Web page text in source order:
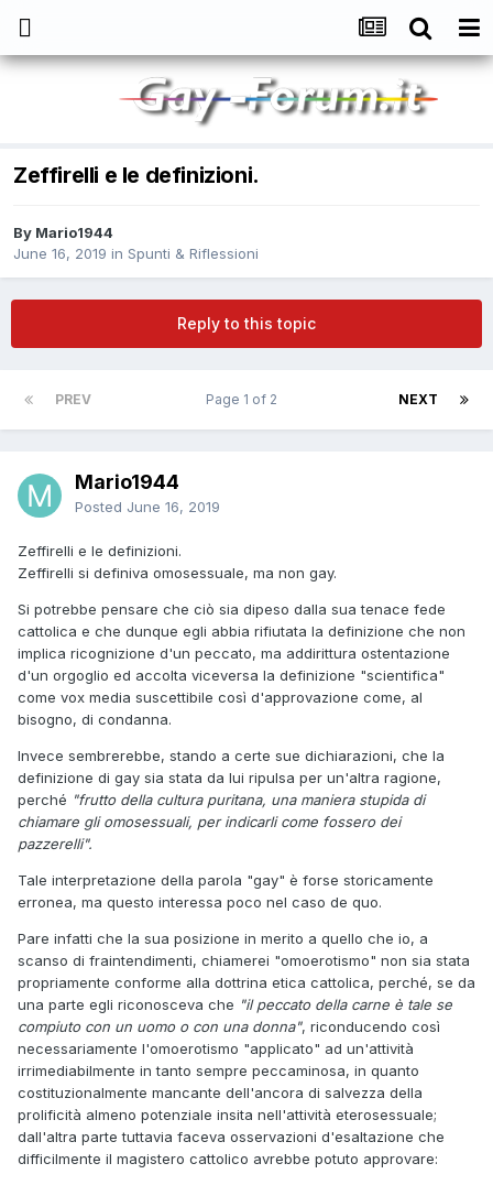
Zeffirelli e le definizioni.
By Mario1944
June 16, 2019 in Spunti & Riflessioni
Reply to this topic
PREV NEXT
Page 1 of 2
Mario1944
Posted June 16, 2019
Zeffirelli e le definizioni.
Zeffirelli si definiva omosessuale, ma non gay.
Si potrebbe pensare che ciò sia dipeso dalla sua tenace fede
cattolica e che dunque egli abbia rifiutata la definizione che non
implica ricognizione d'un peccato, ma addirittura ostentazione
d'un orgoglio ed accolta viceversa la definizione "scientifica"
come vox media suscettibile così d'approvazione come, al
bisogno, di condanna.
Invece sembrerebbe, stando a certe sue dichiarazioni, che la
definizione di gay sia stata da lui ripulsa per un'altra ragione,
perché "frutto della cultura puritana, una maniera stupida di
chiamare gli omosessuali, per indicarli come fossero dei
pazzerelli".
Tale interpretazione della parola "gay" è forse storicamente
erronea, ma questo interessa poco nel caso de quo.
Pare infatti che la sua posizione in merito a quello che io, a
scanso di fraintendimenti, chiamerei "omoerotismo" non sia stata
propriamente conforme alla dottrina etica cattolica, perché, se da
una parte egli riconosceva che "il peccato della carne è tale se
compiuto con un uomo o con una donna", riconducendo così
necessariamente l'omoerotismo "applicato" ad un'attività
irrimediabilmente in tanto sempre peccaminosa, in quanto
costituzionalmente mancante dell'ancora di salvezza della
prolificità almeno potenziale insita nell'attività eterosessuale;
dall'altra parte tuttavia faceva osservazioni d'esaltazione che
difficilmente il magistero cattolico avrebbe potuto approvare: